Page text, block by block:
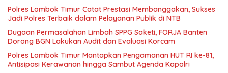
Polres Lombok Timur Catat Prestasi Membanggakan, Sukses
Jadi Polres Terbaik dalam Pelayanan Publik di NTB
Dugaan Permasalahan Limbah SPPG Saketi, FORJA Banten
Dorong BGN Lakukan Audit dan Evaluasi Korcam
Polres Lombok Timur Mantapkan Pengamanan HUT RI ke-81,
Antisipasi Kerawanan hingga Sambut Agenda Kapolri